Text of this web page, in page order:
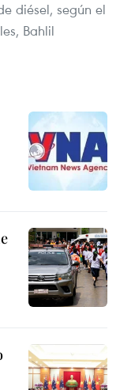
diésel, según el
Bahlil